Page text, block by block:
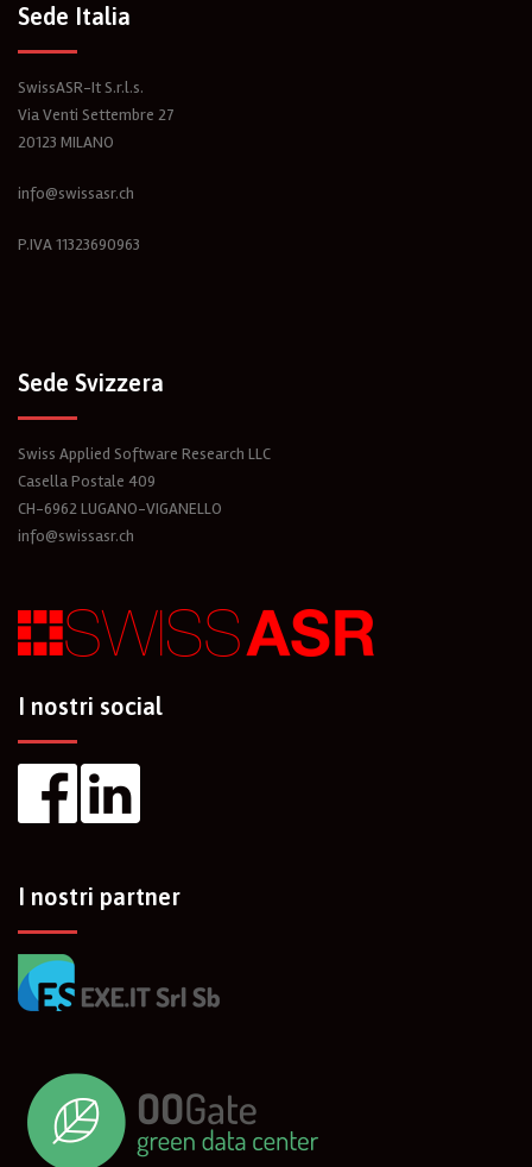
Sede Italia
SwissASR-It S.r.l.s.
Via Venti Settembre 27
20123 MILANO
info@swissasr.ch
P.IVA 11323690963
Sede Svizzera
Swiss Applied Software Research LLC
Casella Postale 409
CH-6962 LUGANO-VIGANELLO
info@swissasr.ch
I nostri social
I nostri partner